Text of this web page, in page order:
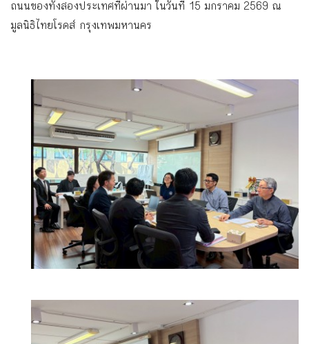
ถนนของทั้งสองประเทศที่ผ่านมา ในวันที่ 15 มกราคม 2569 ณ
มูลนิธิไทยโรดส์ กรุงเทพมหานคร